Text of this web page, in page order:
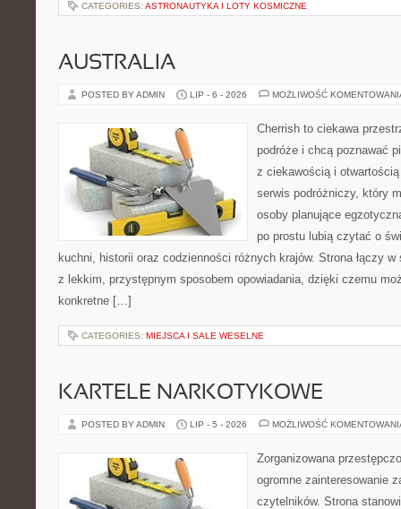
CATEGORIES: ASTRONAUTYKA I LOTY KOSMICZNE
AUSTRALIA
POSTED BY ADMIN LIP - 6 - 2026 MOŻLIWOŚĆ
Cherrish to ciekawa
podróże i chcą poznawać
z ciekawością i
serwis podróżniczy, który
osoby planujące
po prostu lubią czytać o
kuchni, historii oraz codzienności różnych krajów. Strona łączy
z lekkim, przystępnym sposobem opowiadania, dzięki czemu
konkretne […]
CATEGORIES: MIEJSCA I SALE WESELNE
KARTELE NARKOTYKOWE
POSTED BY ADMIN LIP - 5 - 2026 MOŻLIWOŚĆ
Zorganizowana
ogromne zainteresowanie
czytelników. Strona